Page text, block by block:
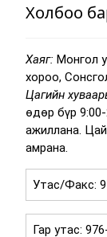
Холбоо
Хаяг: Монгол
хороо,
Цагийн
өдөр бүр
ажиллана.
амрана.